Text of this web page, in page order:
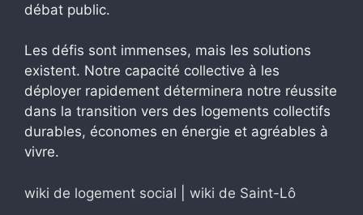
débat public.
Les défis sont immenses, mais les solutions
existent. Notre capacité collective à les
déployer rapidement déterminera notre réussite
dans la transition vers des logements collectifs
durables, économes en énergie et agréables à
vivre.
wiki de logement social wiki de Saint-Lô